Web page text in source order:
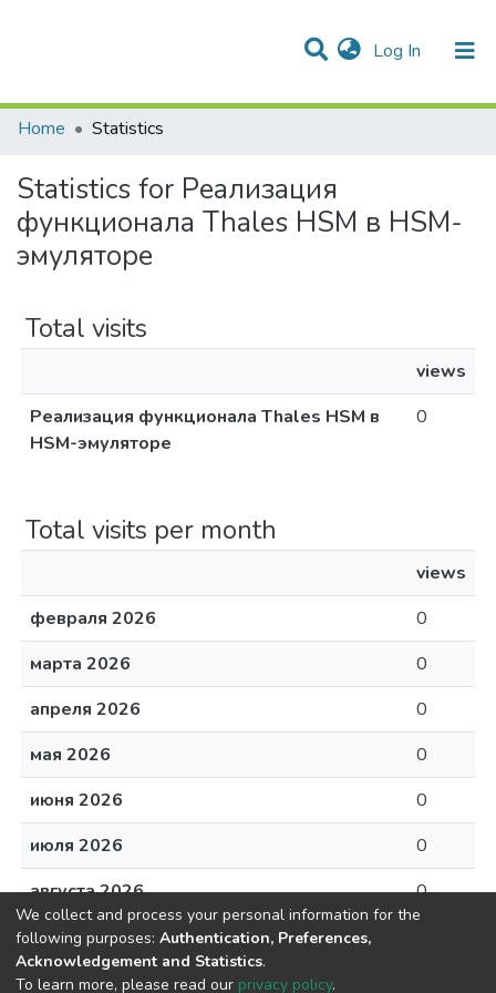
Log In (current)
Communities & Collections
All of DSpace
Home
Statistics
Statistics for Реализация
функционала Thales HSM в HSM-
эмуляторе
Total visits
views
Реализация функционала Thales HSM в
HSM-эмуляторе
0
Total visits per month
views
февраля 2026
0
марта 2026
0
апреля 2026
0
мая 2026
0
июня 2026
0
июля 2026
0
августа 2026
0
We collect and process your personal information for the
following purposes: Authentication, Preferences,
Acknowledgement and Statistics.
To learn more, please read our privacy policy.